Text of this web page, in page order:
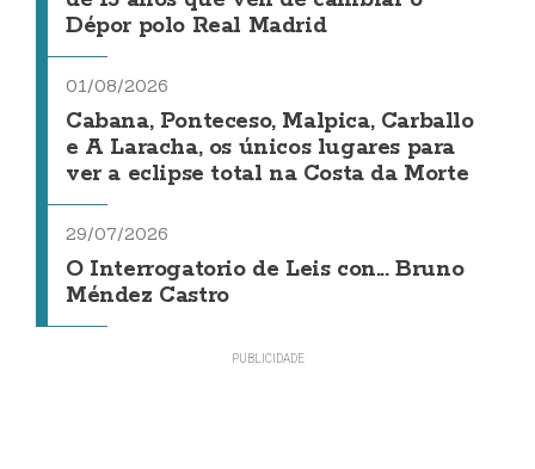
Dépor polo Real Madrid
01/08/2026
Cabana, Ponteceso, Malpica, Carballo
e A Laracha, os únicos lugares para
ver a eclipse total na Costa da Morte
29/07/2026
O Interrogatorio de Leis con... Bruno
Méndez Castro